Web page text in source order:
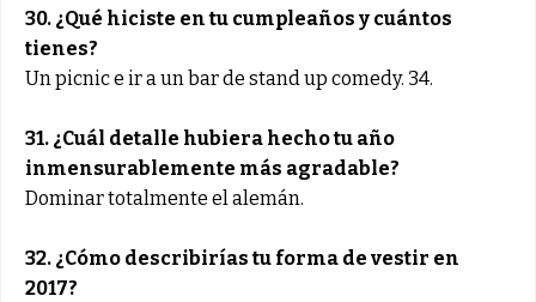
30. ¿Qué hiciste en tu cumpleaños y cuántos
tienes?
Un picnic e ir a un bar de stand up comedy. 34.
31. ¿Cuál detalle hubiera hecho tu año
inmensurablemente más agradable?
Dominar totalmente el alemán.
32. ¿Cómo describirías tu forma de vestir en
2017?